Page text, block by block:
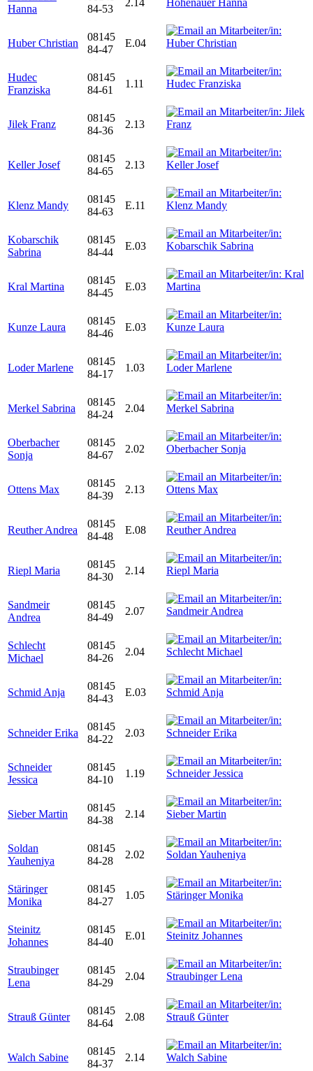
Hanna
84-53
2.14
Huber Christian
08145
84-47
E.04
Hudec
Franziska
08145
84-61
1.11
Jilek Franz
08145
84-36
2.13
Keller Josef
08145
84-65
2.13
Klenz Mandy
08145
84-63
E.11
Kobarschik
Sabrina
08145
84-44
E.03
Kral Martina
08145
84-45
E.03
Kunze Laura
08145
84-46
E.03
Loder Marlene
08145
84-17
1.03
Merkel Sabrina
08145
84-24
2.04
Oberbacher
Sonja
08145
84-67
2.02
Ottens Max
08145
84-39
2.13
Reuther Andrea
08145
84-48
E.08
Riepl Maria
08145
84-30
2.14
Sandmeir
Andrea
08145
84-49
2.07
Schlecht
Michael
08145
84-26
2.04
Schmid Anja
08145
84-43
E.03
Schneider Erika
08145
84-22
2.03
Schneider
Jessica
08145
84-10
1.19
Sieber Martin
08145
84-38
2.14
Soldan
Yauheniya
08145
84-28
2.02
Stäringer
Monika
08145
84-27
1.05
Steinitz
Johannes
08145
84-40
E.01
Straubinger
Lena
08145
84-29
2.04
Strauß Günter
08145
84-64
2.08
Walch Sabine
08145
84-37
2.14